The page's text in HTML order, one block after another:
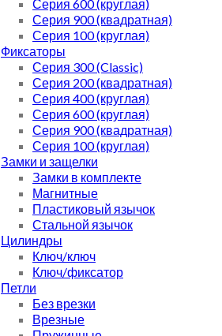
Серия 600 (круглая)
Серия 900 (квадратная)
Серия 100 (круглая)
Фиксаторы
Серия 300 (Classic)
Серия 200 (квадратная)
Серия 400 (круглая)
Серия 600 (круглая)
Серия 900 (квадратная)
Серия 100 (круглая)
Замки и защелки
Замки в комплекте
Магнитные
Пластиковый язычок
Стальной язычок
Цилиндры
Ключ/ключ
Ключ/фиксатор
Петли
Без врезки
Врезные